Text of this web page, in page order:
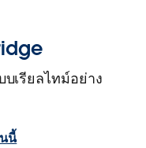
เรียลไทม์อย่าง
นี้